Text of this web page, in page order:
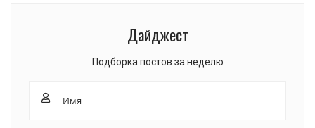
Дайджест
Подборка постов за неделю